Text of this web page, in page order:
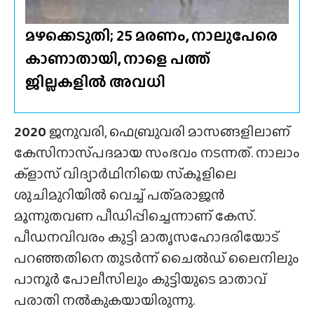
മഴക്കെടുതി; 25 മരണം, നാലുപേരെ
കാണാതായി, നാളെ പത്ത്
ജില്ലകളിൽ അവധി
2020 ജനുവരി, ഫെബ്രുവരി മാസങ്ങളിലാണ്
കേസിനാസ്‌പദമായ സംഭവം നടന്നത്. നാലാം
ക്ളാസ് വിദ്യാർഥിനിയെ സ്‌കൂളിലെ
ശുചിമുറിയിൽ വെച്ച് പത്‌മരാജൻ
മൂന്നുതവണ പീഡിപ്പിച്ചെന്നാണ് കേസ്.
പീഡനവിവരം കുട്ടി മാതൃസഹോദരിയോട്
പറഞ്ഞതിനെ തുടർന്ന് ചൈൽഡ് ലൈനിലും
പാനൂർ പോലീസിലും കുട്ടിയുടെ മാതാവ്
പരാതി നൽകുകയായിരുന്നു.